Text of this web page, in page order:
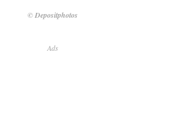
© Depositphotos
Ads